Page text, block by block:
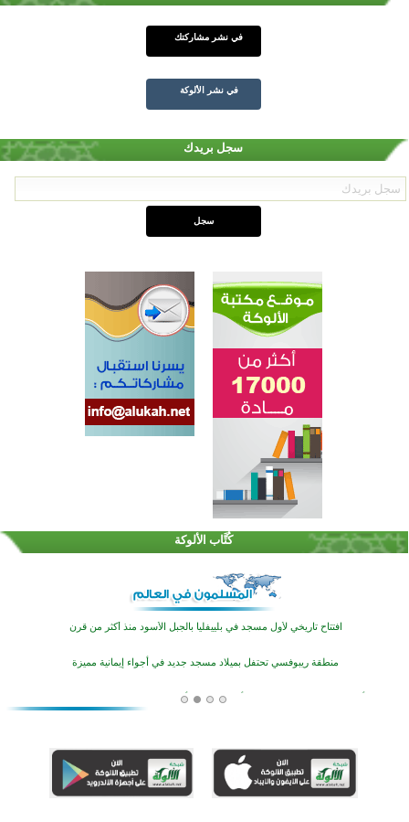
في نشر مشاركتك
في نشر الألوكة
سجل بريدك
كُتَّاب الألوكة
اختتام الدورة التاسعة لمسابقة حفظ وتلاوة القرآن الكريم في أزناكاييف
تيسليتش تختتم برنامجا تعليميا لتعزيز القيم وبناء الشخصية للشباب المسلمين
اختتام منافسات قرآنية متميزة في بنغلاديش بمشاركة 3000 متسابق
افتتاح تاريخي لأول مسجد في بلييفليا بالجبل الأسود منذ أكثر من قرن
منطقة ريبوفسي تحتفل بميلاد مسجد جديد في أجواء إيمانية مميزة
أكبر مشروع إسلامي في ريف أستراليا يفتتح أبوابه بعد سنوات من العمل والعطاء
اختتام الدورة التاسعة لمسابقة حفظ وتلاوة القرآن الكريم في أزناكاييف